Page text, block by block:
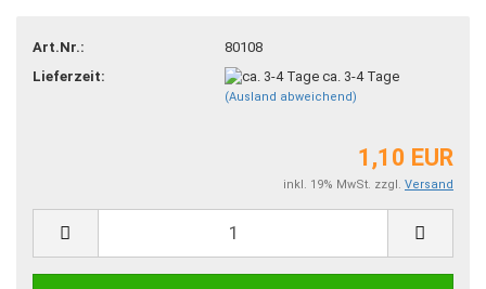
Art.Nr.:
80108
Lieferzeit:
ca. 3-4 Tage
(Ausland abweichend)
1,10 EUR
inkl. 19% MwSt. zzgl. Versand